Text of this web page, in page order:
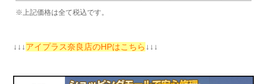
※上記価格は全て税込です。
↓↓↓アイプラス奈良店のHPはこちら ↓↓↓